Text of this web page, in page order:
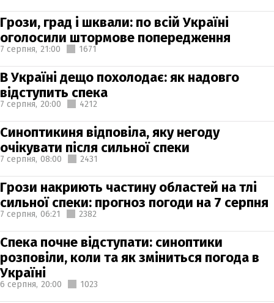
Грози, град і шквали: по всій Україні
оголосили штормове попередження
7 серпня, 21:00 1671
В Україні дещо похолодає: як надовго
відступить спека
7 серпня, 20:00 4212
Синоптикиня відповіла, яку негоду
очікувати після сильної спеки
7 серпня, 08:00 2431
Грози накриють частину областей на тлі
сильної спеки: прогноз погоди на 7 серпня
7 серпня, 06:21 2382
Спека почне відступати: синоптики
розповіли, коли та як зміниться погода в
Україні
6 серпня, 20:00 1023